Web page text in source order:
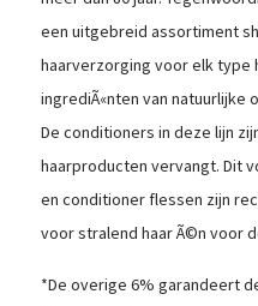
een uitgebreid assortiment
haarverzorging voor elk type
ingrediÃ«nten van natuurlijke
De conditioners in deze lijn
haarproducten vervangt. Dit
en conditioner flessen zijn
voor stralend haar Ã©n voor
*De overige 6% garandeert